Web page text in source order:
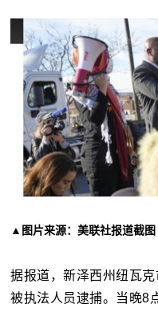
▲图片来源：美联社报道截图
据报道，新泽西州纽瓦
被执法人员逮捕。当晚8